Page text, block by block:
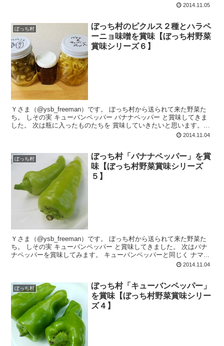
2014.11.05
ぼっち村
ぼっち村のピクルス２種とハラペ
ーニョ味噌を賞味【ぼっち村野菜
賞味シリーズ６】
Ｙさま（@ysb_freeman）です。 ぼっち村から送られて来た野菜た
ち。 しその実 キューバンペッパー バナナペッパー と賞味してきま
した。 次は瓶に入ったものたちを 賞味していきたいと思います。
2014.11.04
ぼっち村
ぼっち村「バナナペッパー」を賞
味【ぼっち村野菜賞味シリーズ
５】
Ｙさま（@ysb_freeman）です。 ぼっち村から送られて来た野菜た
ち。 しその実 キューバンペッパー と賞味してきました。 次はバナ
ナペッパーを賞味してみます。 キューバンペッパーと同じく ナマ...
2014.11.04
ぼっち村
ぼっち村「キューバンペッパー」
を賞味【ぼっち村野菜賞味シリー
ズ４】